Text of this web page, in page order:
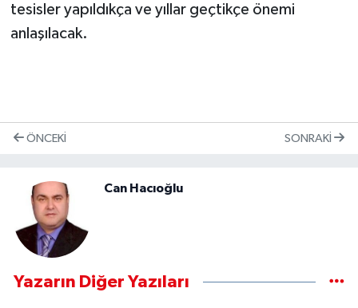
tesisler yapıldıkça ve yıllar geçtikçe önemi
anlaşılacak.
ÖNCEKI SONRAKI
Can Hacıoğlu
Yazarın Diğer Yazıları